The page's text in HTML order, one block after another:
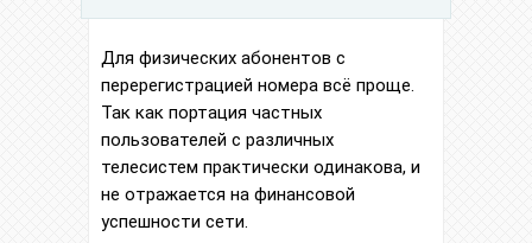
Для физических абонентов с
перерегистрацией номера всё проще.
Так как портация частных
пользователей с различных
телесистем практически одинакова, и
не отражается на финансовой
успешности сети.